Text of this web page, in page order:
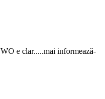
e clar.....mai informează-